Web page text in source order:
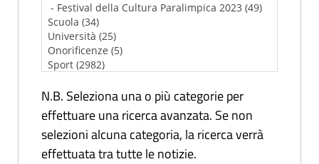
N.B. Seleziona una o più categorie per
effettuare una ricerca avanzata. Se non
selezioni alcuna categoria, la ricerca verrà
effettuata tra tutte le notizie.